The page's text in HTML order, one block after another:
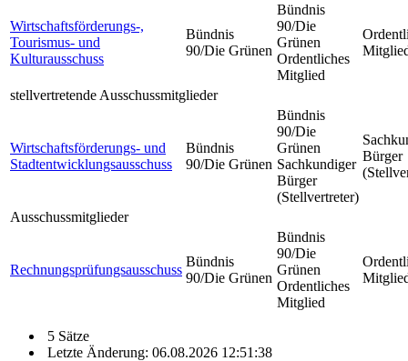
Wirtschaftsförderungs-,
Tourismus- und
Kulturausschuss
Bündnis
90/Die Grünen
Bündnis
90/Die
Grünen
Ordentliches
Mitglied
stellvertretende Ausschussmitglieder
Wirtschaftsförderungs- und
Stadtentwicklungsausschuss
Bündnis
90/Die Grünen
Bündnis
90/Die
Grünen
Sachkundiger
Bürger
(Stellvertreter)
Bürger
Ausschussmitglieder
Rechnungsprüfungsausschuss
Bündnis
90/Die Grünen
Bündnis
90/Die
Grünen
Ordentliches
Mitglied
5 Sätze
Letzte Änderung: 06.08.2026 12:51:38